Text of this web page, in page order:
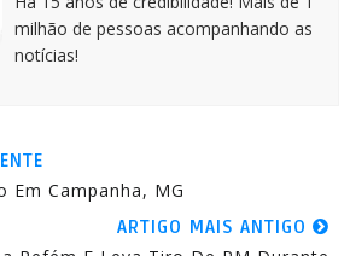
milhão de pessoas acompanhando as
notícias!
Em Campanha, MG
ARTIGO MAIS ANTIGO